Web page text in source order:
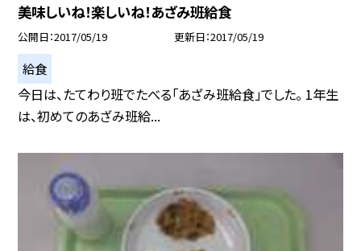
美味しいね！楽しいね！あざみ班給食
公開日 2017/05/19 更新日 2017/05/19
給食
今日は、たてわり班でたべる「あざみ班給食」でした。 1年生
は、初めてのあざみ班給...